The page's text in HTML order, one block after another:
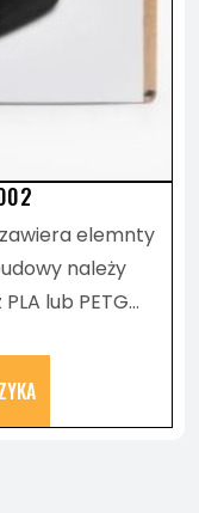
elemnty
należy
lub PETG…